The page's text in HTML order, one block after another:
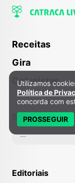
Receitas
Gira
Colunistas
Buscar
Editoriais
Política de
Utilizamos
Política de
concorda com
PROSSEGUIR